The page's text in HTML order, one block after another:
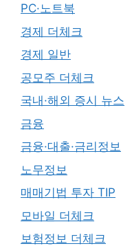
PC·노트북
경제 더체크
경제 일반
공모주 더체크
국내·해외 증시 뉴스
금융
금융·대출·금리정보
노무정보
매매기법 투자 TIP
모바일 더체크
보험정보 더체크